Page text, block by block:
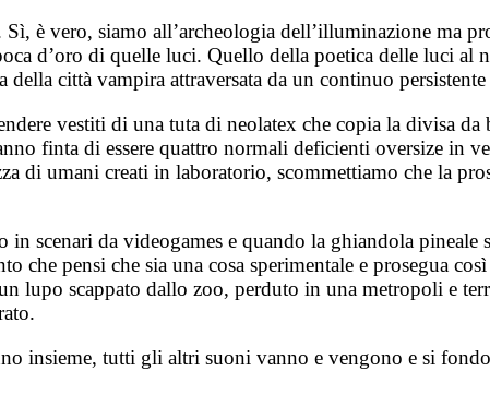
è vero, siamo all’archeologia dell’illuminazione ma
d’oro di quelle luci. Quello della poetica delle luci al
città vampira attraversata da un continuo
vestiti di una tuta di neolatex che copia la divisa da
finta di essere quattro normali deficienti oversize in
di umani creati in laboratorio, scommettiamo che la
scenari da videogames e quando la ghiandola pineale
pensi che sia una cosa sperimentale e prosegua
lupo scappato dallo zoo, perduto in una metropoli e
insieme, tutti gli altri suoni vanno e vengono e si